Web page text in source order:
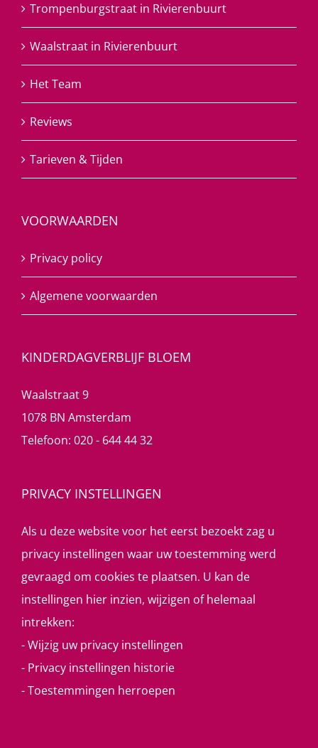
Trompenburgstraat in Rivierenbuurt
Waalstraat in Rivierenbuurt
Het Team
Reviews
Tarieven & Tijden
VOORWAARDEN
Privacy policy
Algemene voorwaarden
KINDERDAGVERBLIJF BLOEM
Waalstraat 9
1078 BN Amsterdam
Telefoon: 020 - 644 44 32
PRIVACY INSTELLINGEN
Als u deze website voor het eerst bezoekt zag u
privacy instellingen waar uw toestemming werd
gevraagd om cookies te plaatsen. U kan de
instellingen hier inzien, wijzigen of helemaal
intrekken:
-Wijzig uw privacy instellingen
- Privacy instellingen historie
-Toestemmingen herroepen